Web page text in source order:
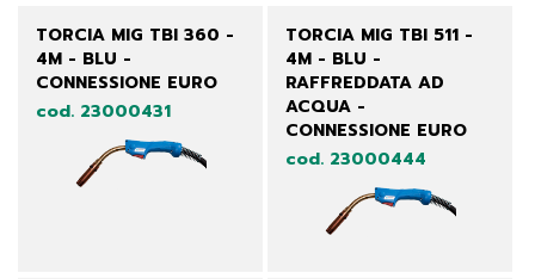
TORCIA MIG TBI 360 -
4M - BLU -
CONNESSIONE EURO
cod. 23000431
TORCIA MIG TBI 511 -
4M - BLU -
RAFFREDDATA AD
ACQUA -
CONNESSIONE EURO
cod. 23000444